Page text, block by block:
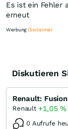
Es ist ein Fehler
erneut
Knock-
Werbung Disclaimer
Diskutieren
Renault:
Renault +1,05%
0 Aufrufe